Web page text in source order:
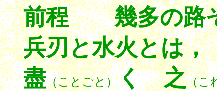
前程 幾多の路
兵刃と水火とは，
盡（ことごと）く 之（こ